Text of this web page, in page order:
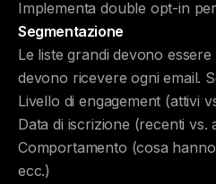
Implementa double opt-in
Segmentazione
Le liste grandi devono
devono ricevere ogni email.
Livello di engagement (attivi
Data di iscrizione (recenti vs.
Comportamento (cosa
ecc.)